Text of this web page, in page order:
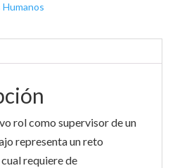
Humanos
rol como supervisor de un
representa un reto
requiere de